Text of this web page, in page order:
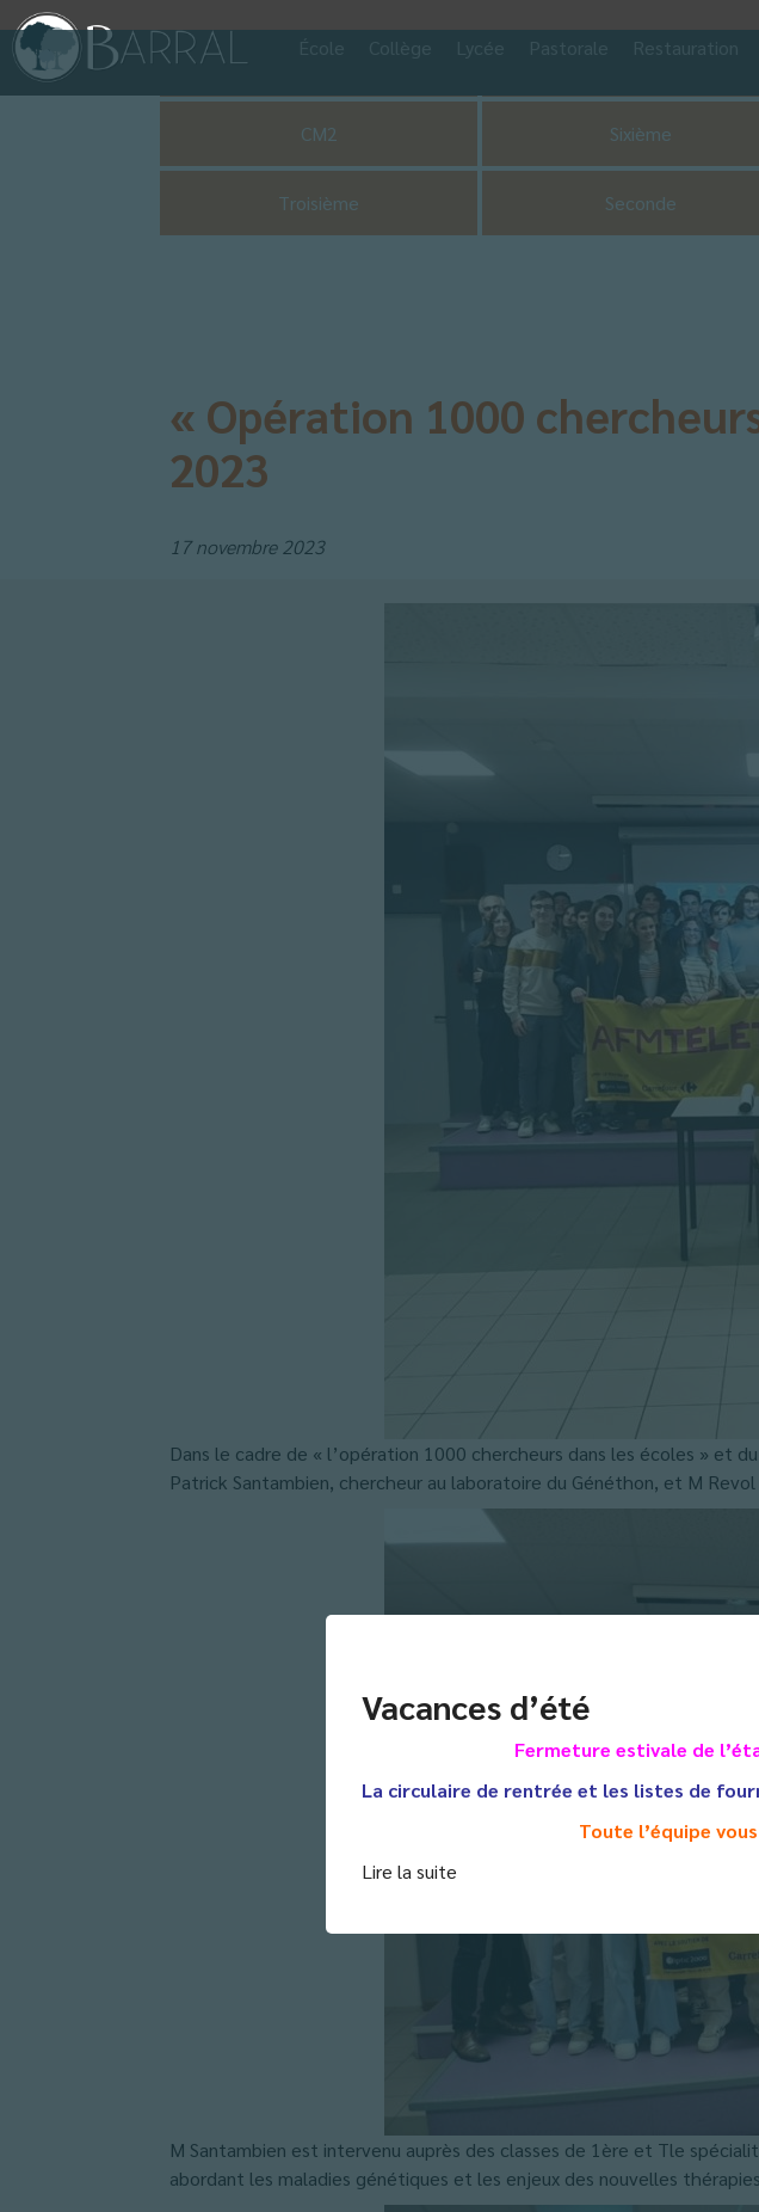
Vacances d’été
Fermeture estivale de
La circulaire de rentrée et les listes de
Toute l’équipe
Lire la suite
CM2 Sixième
Troisième Seconde
« Opération 1000
2023
17 novembre 2023
Dans le cadre de « l’opération 1000 chercheurs dans les écoles » et
Patrick Santambien, chercheur au laboratoire du Généthon, et M
M Santambien est intervenu auprès des classes de 1ère et Tle
abordant les maladies génétiques et les enjeux des nouvelles